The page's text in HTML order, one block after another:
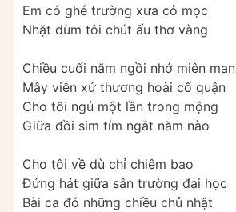
Em có ghé trường xưa cỏ mọc
Nhặt dùm tôi chút ấu thơ vàng
Chiều cuối năm ngồi nhớ miên man
Mây viễn xứ thương hoài cố quận
Cho tôi ngủ một lần trong mộng
Giữa đồi sim tím ngắt năm nào
Cho tôi về dù chỉ chiêm bao
Đứng hát giữa sân trường đại học
Bài ca đó những chiều chủ nhật